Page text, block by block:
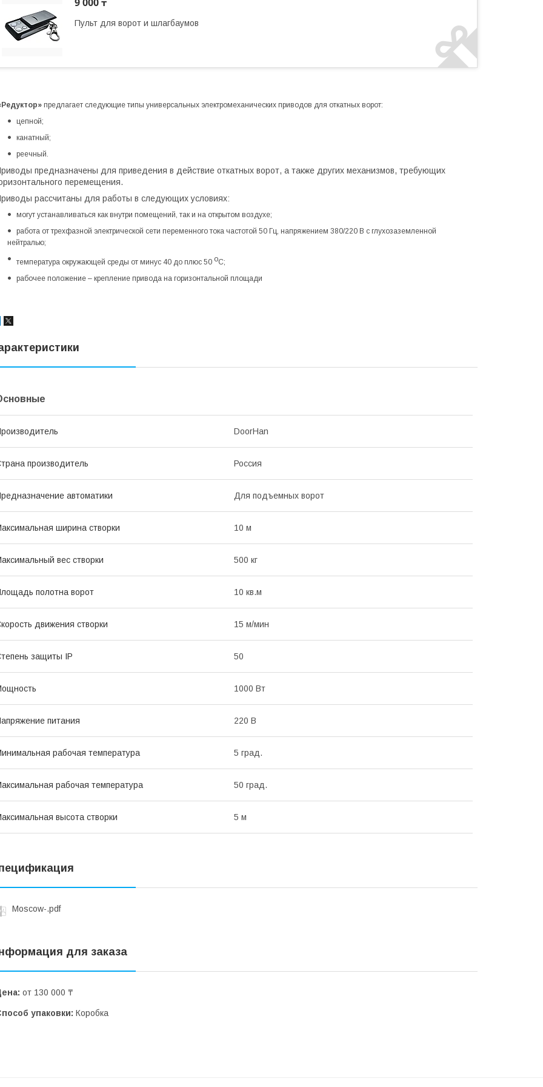
Пульт для ворот и шлагбаумов
предлагает следующие типы универсальных электромеханических приводов для откатных ворот:
цепной;
канатный;
реечный.
предназначены для приведения в действие откатных ворот, а также других механизмов, требующих
перемещения.
рассчитаны для работы в следующих условиях:
могут устанавливаться как внутри помещений, так и на открытом воздухе;
работа от трехфазной электрической сети переменного тока частотой 50 Гц, напряжением 380/220 В с глухозаземленной
нейтралью;
температура окружающей среды от минус 40 до плюс 50 оС;
рабочее положение – крепление привода на горизонтальной площади
DoorHan
производитель Россия
автоматики Для подъемных ворот
ширина створки 10 м
вес створки 500 кг
полотна ворот 10 кв.м
движения створки 15 м/мин
защиты IP 50
1000 Вт
питания 220 В
рабочая температура 5 град.
рабочая температура 50 град.
высота створки 5 м
Moscow-.pdf
для заказа
от 130 000 ₸
упаковки: Коробка